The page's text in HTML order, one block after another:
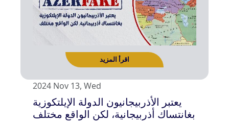
اقرأ المزيد
2024 Nov 13, Wed
يعتبر الأذربيجانيون الدولة الإيلتكوزية
بغانتساك أذربيجانية، لكن الواقع مختلف